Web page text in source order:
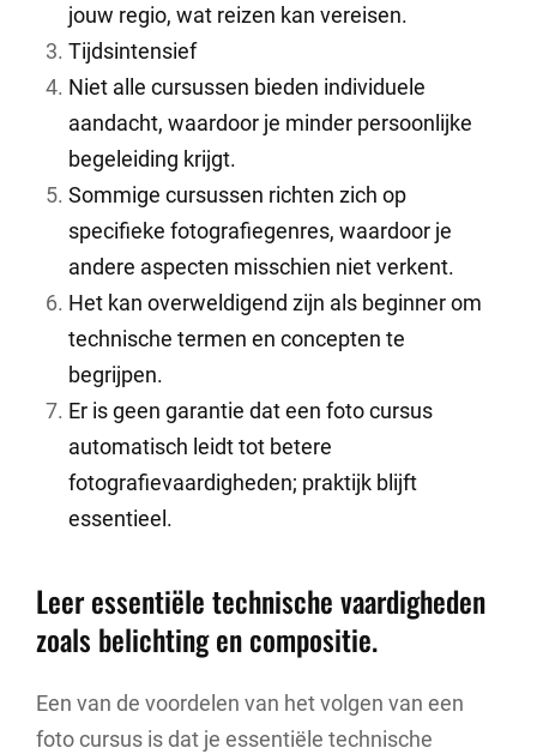
jouw regio, wat reizen kan vereisen.
Tijdsintensief
Niet alle cursussen bieden individuele
aandacht, waardoor je minder persoonlijke
begeleiding krijgt.
Sommige cursussen richten zich op
specifieke fotografiegenres, waardoor je
andere aspecten misschien niet verkent.
Het kan overweldigend zijn als beginner om
technische termen en concepten te
begrijpen.
Er is geen garantie dat een foto cursus
automatisch leidt tot betere
fotografievaardigheden; praktijk blijft
essentieel.
Leer essentiële technische vaardigheden
zoals belichting en compositie.
Een van de voordelen van het volgen van een
foto cursus is dat je essentiële technische